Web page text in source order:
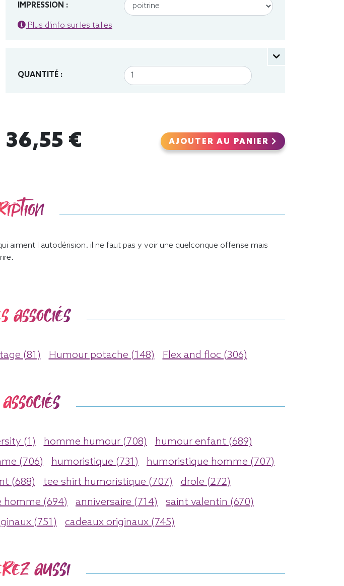
IMPRESSION :
Plus d'info sur les tailles
QUANTITÉ :
36,55 € AJOUTER AU PANIER
aiment l autodérision. il ne faut pas y voir une quelconque offense mais
associés
(81) Humour potache (148) Flex and floc (306)
(1) homme humour (708)
humour enfant (689)
(706) humoristique (731)
humoristique homme (707)
(688) tee shirt humoristique (707)
drole (272)
homme (694) anniversaire (714)
saint valentin (670)
(751) cadeaux originaux (745)
aussi